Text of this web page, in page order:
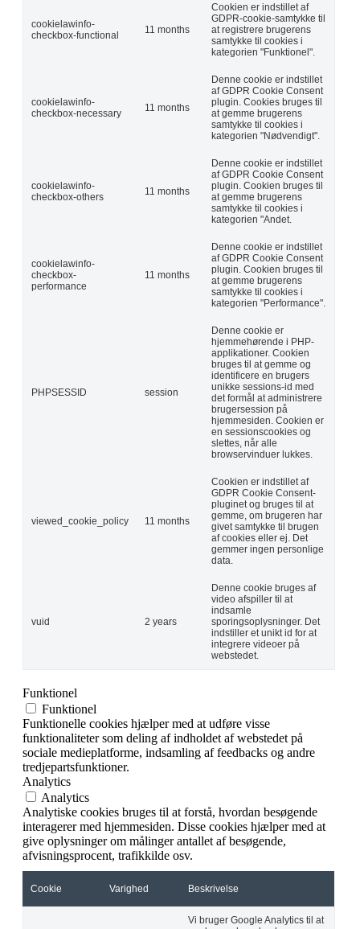
cookielawinfo-
checkbox-functional
11 months
Cookien er indstillet af
GDPR-cookie-samtykke til
at registrere brugerens
samtykke til cookies i
kategorien "Funktionel".
cookielawinfo-
checkbox-necessary
11 months
Denne cookie er indstillet
af GDPR Cookie Consent
plugin. Cookies bruges til
at gemme brugerens
samtykke til cookies i
kategorien "Nødvendigt".
cookielawinfo-
checkbox-others
11 months
Denne cookie er indstillet
af GDPR Cookie Consent
plugin. Cookien bruges til
at gemme brugerens
samtykke til cookies i
kategorien "Andet.
cookielawinfo-
checkbox-
performance
11 months
Denne cookie er indstillet
af GDPR Cookie Consent
plugin. Cookien bruges til
at gemme brugerens
samtykke til cookies i
kategorien "Performance".
PHPSESSID session
Denne cookie er
hjemmehørende i PHP-
applikationer. Cookien
bruges til at gemme og
identificere en brugers
unikke sessions-id med
det formål at administrere
brugersession på
hjemmesiden. Cookien er
en sessionscookies og
slettes, når alle
browservinduer lukkes.
viewed_cookie_policy 11 months
Cookien er indstillet af
GDPR Cookie Consent-
pluginet og bruges til at
gemme, om brugeren har
givet samtykke til brugen
af cookies eller ej. Det
gemmer ingen personlige
data.
vuid 2 years
Denne cookie bruges af
video afspiller til at
indsamle
sporingsoplysninger. Det
indstiller et unikt id for at
integrere videoer på
webstedet.
Funktionel
Funktionel
Funktionelle cookies hjælper med at udføre visse
funktionaliteter som deling af indholdet af webstedet på
sociale medieplatforme, indsamling af feedbacks og andre
tredjepartsfunktioner.
Analytics
Analytics
Analytiske cookies bruges til at forstå, hvordan besøgende
interagerer med hjemmesiden. Disse cookies hjælper med at
give oplysninger om målinger antallet af besøgende,
afvisningsprocent, trafikkilde osv.
Cookie Varighed Beskrivelse
Vi bruger Google Analytics til at